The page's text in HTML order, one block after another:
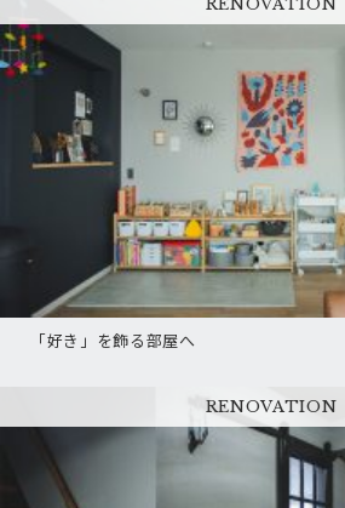
RENOVATION
「好き」を飾る部屋へ
RENOVATION